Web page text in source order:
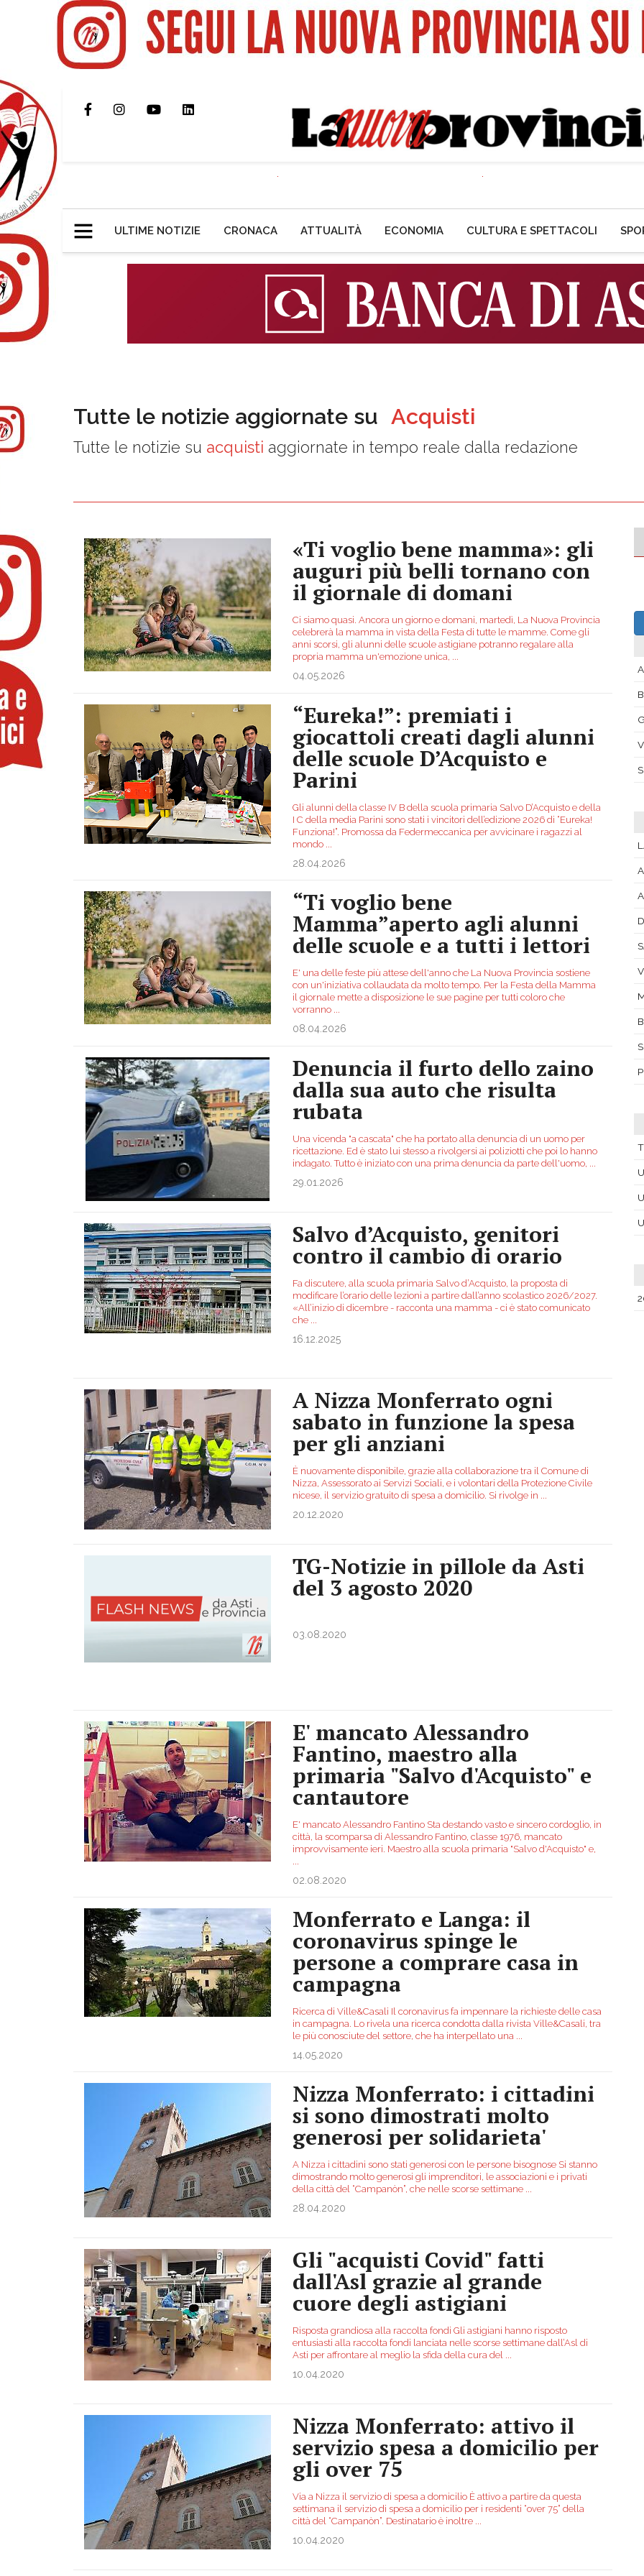
ULTIME NOTIZIE CRONACA ATTUALITÀ ECONOMIA CULTURA E SPETTACOLI
Tutte le notizie aggiornate su Acquisti
Tutte le notizie su acquisti aggiornate in tempo reale dalla redazione
«Ti voglio bene mamma»: gli
auguri più belli tornano con
il giornale di domani
Ci siamo quasi. Ancora un giorno e domani, martedì, La Nuova Provincia
celebrerà la mamma in vista della Festa di tutte le mamme. Come gli
anni scorsi, gli alunni delle scuole astigiane potranno regalare alla
propria mamma un'emozione unica,
04.05.2026
“Eureka!”: premiati i
giocattoli creati dagli alunni
delle scuole D’Acquisto e
Parini
Gli alunni della classe IV B della scuola primaria Salvo D’Acquisto e della
I C della media Parini sono stati i vincitori dell’edizione 2026 di “Eureka!
Funziona!”. Promossa da Federmeccanica per avvicinare i ragazzi al
mondo
28.04.2026
“Ti voglio bene
Mamma”aperto agli alunni
delle scuole e a tutti i lettori
E' una delle feste più attese dell'anno che La Nuova Provincia sostiene
con un'iniziativa collaudata da molto tempo. Per la Festa della Mamma
il giornale mette a disposizione le sue pagine per tutti coloro che
vorranno
08.04.2026
Denuncia il furto dello zaino
dalla sua auto che risulta
rubata
Una vicenda "a cascata" che ha portato alla denuncia di un uomo per
ricettazione. Ed è stato lui stesso a rivolgersi ai poliziotti che poi lo hanno
indagato. Tutto è iniziato con una prima denuncia da parte dell'uomo,
29.01.2026
Salvo d’Acquisto, genitori
contro il cambio di orario
Fa discutere, alla scuola primaria Salvo d’Acquisto, la proposta di
modificare l’orario delle lezioni a partire dall’anno scolastico 2026/2027.
«All’inizio di dicembre - racconta una mamma - ci è stato comunicato
che
16.12.2025
A Nizza Monferrato ogni
sabato in funzione la spesa
per gli anziani
È nuovamente disponibile, grazie alla collaborazione tra il Comune di
Nizza, Assessorato ai Servizi Sociali, e i volontari della Protezione Civile
nicese, il servizio gratuito di spesa a domicilio. Si rivolge in
20.12.2020
TG-Notizie in pillole da Asti
del 3 agosto 2020
03.08.2020
E' mancato Alessandro
Fantino, maestro alla
primaria "Salvo d'Acquisto" e
cantautore
E' mancato Alessandro Fantino Sta destando vasto e sincero cordoglio, in
città, la scomparsa di Alessandro Fantino, classe 1976, mancato
improvvisamente ieri. Maestro alla scuola primaria "Salvo d'Acquisto" e,
02.08.2020
Monferrato e Langa: il
coronavirus spinge le
persone a comprare casa in
campagna
Ricerca di Ville&Casali Il coronavirus fa impennare la richieste delle casa
in campagna. Lo rivela una ricerca condotta dalla rivista Ville&Casali, tra
le più conosciute del settore, che ha interpellato una
14.05.2020
Nizza Monferrato: i cittadini
si sono dimostrati molto
generosi per solidarieta'
A Nizza i cittadini sono stati generosi con le persone bisognose Si stanno
dimostrando molto generosi gli imprenditori, le associazioni e i privati
della città del “Campanòn”, che nelle scorse settimane
28.04.2020
Gli "acquisti Covid" fatti
dall'Asl grazie al grande
cuore degli astigiani
Risposta grandiosa alla raccolta fondi Gli astigiani hanno risposto
entusiasti alla raccolta fondi lanciata nelle scorse settimane dall’Asl di
Asti per affrontare al meglio la sfida della cura del
10.04.2020
Nizza Monferrato: attivo il
servizio spesa a domicilio per
gli over 75
Via a Nizza il servizio di spesa a domicilio È attivo a partire da questa
settimana il servizio di spesa a domicilio per i residenti “over 75” della
città del “Campanòn”. Destinatario è inoltre
10.04.2020